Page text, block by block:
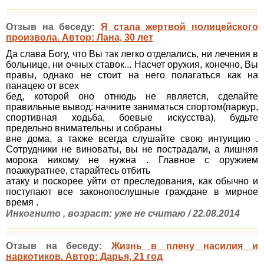
Отзыв на беседу: Я стала жертвой полицейского
произвола. Автор: Лана, 30 лет
Да слава Богу, что Вы так легко отделались, ни лечения в
больнице, ни очных ставок... Насчет оружия, конечно, Вы
правы, однако не стоит на него полагаться как на
панацею от всех
бед, которой оно отнюдь не является, сделайте
правильные вывод: начните заниматься спортом(паркур,
спортивная ходьба, боевые искусства), будьте
предельно внимательны и собраны
вне дома, а также всегда слушайте свою интуицию .
Сотрудники не виноваты, вы не пострадали, а лишняя
морока никому не нужна . Главное с оружием
поаккуратнее, старайтесь отбить
атаку и поскорее уйти от преследования, как обычно и
поступают все законопослушные граждане в мирное
время .
Инкогнито , возраст: уже не считаю / 22.08.2014
Отзыв на беседу: Жизнь в плену насилия и
наркотиков. Автор: Дарья, 21 год